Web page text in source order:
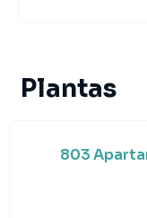
Plantas
803